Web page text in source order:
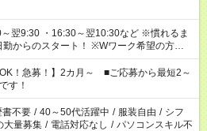
翌9:30 ・16:30～翌10:30など ※慣れるま
ート！ ※Wワーク希望の方へ
する勤務時間と、もう1つのお仕事の勤務
間を超える場合は応募できません。
OK！急募！】2カ月～ ■ご応募から最短2～
す！
書不要 / 40～50代活躍中 / 服装自由 / シフ
大量募集 / 電話対応なし / パソコンスキル不